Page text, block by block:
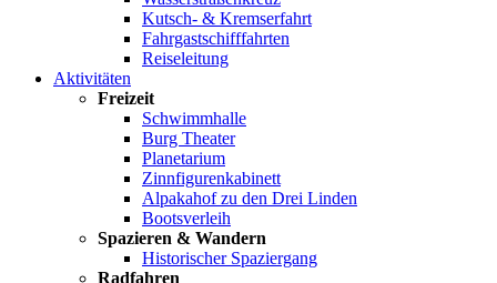
Kutsch- & Kremserfahrt
Fahrgastschifffahrten
Reiseleitung
Aktivitäten
Freizeit
Schwimmhalle
Burg Theater
Planetarium
Zinnfigurenkabinett
Alpakahof zu den Drei Linden
Bootsverleih
Spazieren & Wandern
Historischer Spaziergang
Radfahren